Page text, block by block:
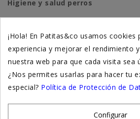
Higiene y salud perros
Suplementación natural
Otros
¡Hola! En Patitas&co usamos cookies
experiencia y mejorar el rendimiento
nuestra web para que cada visita sea
¿Nos permites usarlas para hacer tu
especial? Política de Protección de
Configurar